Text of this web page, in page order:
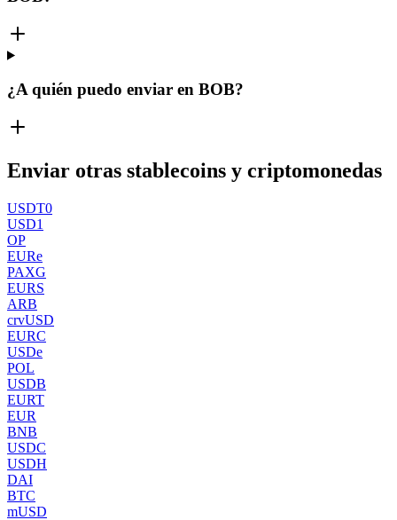
¿A quién puedo enviar en BOB?
Enviar otras stablecoins y criptomonedas
USDT0
USD1
OP
EURe
PAXG
EURS
ARB
crvUSD
EURC
USDe
POL
USDB
EURT
EUR
BNB
USDC
USDH
DAI
BTC
mUSD